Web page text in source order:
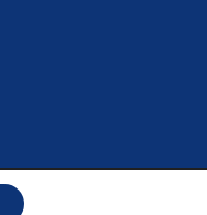
Χαρακτήρα